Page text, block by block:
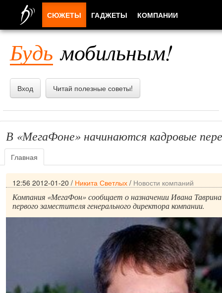
Будь мобильным!
Вход Читай полезные советы!
В «МегаФоне» начинаются кадровые
Главная
12:56 2012-01-20 / Никита Светлых / Новости компаний
Компания «МегаФон» сообщает о назначении Ивана
первого заместителя генерального директора компании.
СЮЖЕТЫ ГАДЖЕТЫ КОМПАНИИ
ПРИЛОЖЕНИЯ